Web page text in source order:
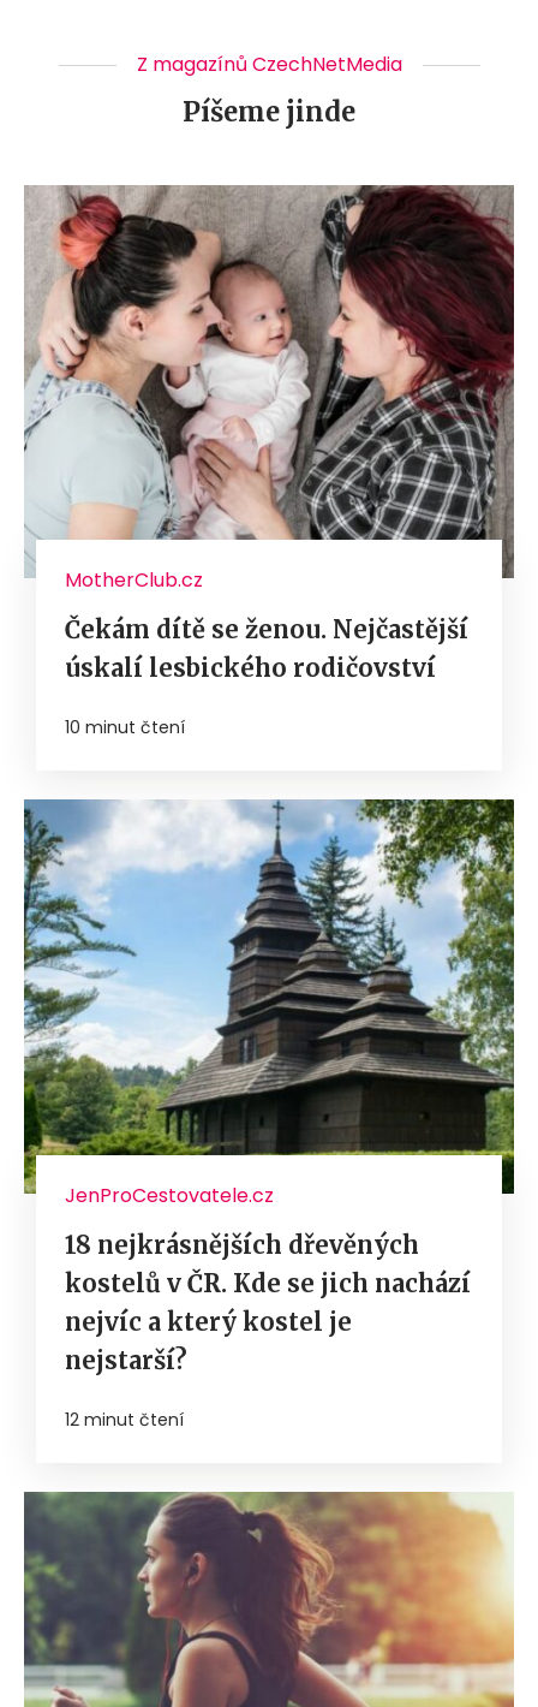
Z magazínů CzechNetMedia
Píšeme jinde
MotherClub.cz
Čekám dítě se ženou. Nejčastější
úskalí lesbického rodičovství
10 minut čtení
JenProCestovatele.cz
18 nejkrásnějších dřevěných
kostelů v ČR. Kde se jich nachází
nejvíc a který kostel je
nejstarší?
12 minut čtení